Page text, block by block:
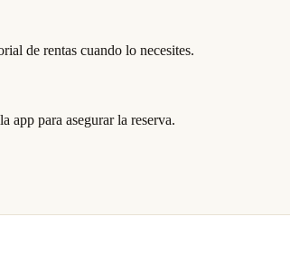
de rentas cuando lo necesites.
app para asegurar la reserva.